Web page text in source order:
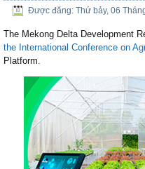
Được đăng: Thứ bảy, 06
The Mekong Delta Development
the International Conference on
Platform.